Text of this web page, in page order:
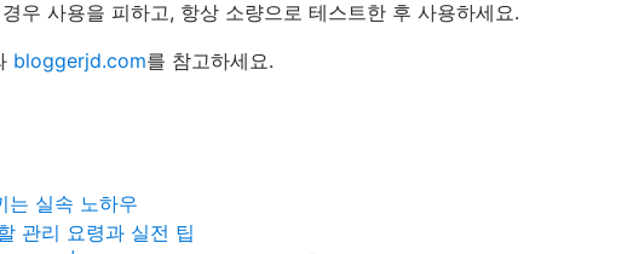
우 사용을 피하고, 항상 소량으로 테스트한 후 사용하세요.
bloggerjd.com를 참고하세요.
는 실속 노하우
관리 요령과 실전 팁